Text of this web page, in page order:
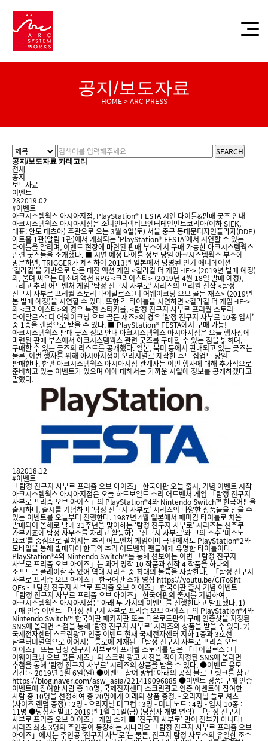
공지/보도자료
HOME > ARC PRESS
SEARCH
공지/보도자료 카테고리
전체
공지
보도자료
이벤트
282019.02
#이벤트
아크시스템웍스 아시아지점, PlayStation® FESTA 시연 타이틀&판매 굿즈 안내
아크시스템웍스 아시아지점은 소니인터랙티브엔터테인먼트코리아(이하 SIEK,
대표: 안도 테츠야) 주관으로 오는 3월 9일(토) 서울 중구 동대문디자인플라자(DDP)
아트홀 1관(알림 1관)에서 개최되는 ‘PlayStation® FESTA’에서 시연할 수 있는
타이틀을 알리며, 이벤트 현장에 마련된 판매 부스에서 구매 가능한 아크시스템웍스
관련 굿즈들을 소개했다. ■ 시연 예정 타이틀 정보 당일 아크시스템웍스 부스에
방문하면, TRIGGER가 제작하여 2013년 일본에서 방영된 인기 애니메이션
‘킬라킬’을 기반으로 만든 대전 액션 게임 <킬라킬 더 게임 -IF-> (2019년 발매 예정)
와, 울며 싸우는 미소녀 액션 RPG <크라이스타> (2019년 4월 18일 발매 예정),
그리고 추리 어드벤처 게임 ‘탐정 진구지 사부로’ 시리즈의 프리퀄 신작 <탐정
진구지 사부로 프리퀄 스토리 다이달로스: 디 어웨이크닝 오브 골든 재즈> (2019년
봄 발매 예정)을 시연할 수 있다. 또한 각 타이틀을 시연하면 <킬라킬 더 게임 -IF->
와 <크라이스타>의 경우 특전 스티커를, <탐정 진구지 사부로 프리퀄 스토리
다이달로스: 디 어웨이크닝 오브 골든 재즈>의 경우 ‘탐정 진구지 사부로 10종 엽서’
중 1종을 랜덤으로 받을 수 있다. ■ PlayStation® FESTA에서 구매 가능!
아크시스템웍스 판매 굿즈 정보 안내 아크시스템웍스 아시아지점은 오늘 행사장에
마련된 판매 부스에서 아크시스템웍스 관련 굿즈를 구매할 수 있는 점을 밝히며,
구매할 수 있는 굿즈의 리스트를 공개했다. 일본, 북미 등에서 판매되고 있는 굿즈는
물론, 이번 행사를 위해 아시아지점이 오리지널로 제작한 후드 집업도 당일
판매한다. 한편 아크시스템웍스 아시아지점 관계자는 이번 행사에 대해 추가적으로
준비하고 있는 이벤트가 있으며 이에 대해서는 가까운 시일에 정보를 공개하겠다고
말했다.
182018.12
#이벤트
「탐정 진구지 사부로 프리즘 오브 아이즈」 한국어판 오늘 출시, 기념 이벤트 시작
아크시스템웍스 아시아지점은 오늘 하드보일드 추리 어드벤처 게임 「탐정 진구지
사부로 프리즘 오브 아이즈」의 PlayStation®4와 Nintendo Switch™ 한국어판을
출시하며, 출시를 기념하며 ‘탐정 진구지 사부로’ 시리즈의 다양한 상품들을 받을 수
있는 이벤트를 오늘부터 진행한다. 1987년 4월 일본에서 패미컴 타이틀로 처음
발매되어 올해로 발매 31주년을 맞이하는 ‘탐정 진구지 사부로’ 시리즈는 신주쿠
가부키쵸에 탐정 사무소를 차리고 활동하는 ‘진구지 사부로’와 그의 조수 ‘미소노
요코’를 중심으로 펼쳐지는 추리 어드벤처 게임이며 국내에서도 PlayStation®2와
모바일을 통해 발매되어 한국의 추리 어드벤처 팬들에게 유명한 타이틀이다.
PlayStation®4와 Nintendo Switch™를 통해 선보이는 이번 「탐정 진구지
사부로 프리즘 오브 아이즈」는 과거 명작 10 작품과 신작 4 작품을 하나의
소프트로 플레이할 수 있어 역대 시리즈 중 최대의 볼륨을 자랑한다. -「탐정 진구지
사부로 프리즘 오브 아이즈」 한국어판 소개 영상 https://youtu.be/Ci7o9ht-
QFs -「탐정 진구지 사부로 프리즘 오브 아이즈」 한국어판 출시 기념 이벤트
「탐정 진구지 사부로 프리즘 오브 아이즈」 한국어판의 출시를 기념하여,
아크시스템웍스 아시아지점은 아래 두 가지의 이벤트를 진행한다고 발표했다. 1)
구매 인증 이벤트 「탐정 진구지 사부로 프리즘 오브 아이즈」의 PlayStation®4와
Nintendo Switch™ 한국어판 패키지판 또는 다운로드판의 구매 인증샷을 지정된
SNS에 올리면 추첨을 통해 ‘탐정 진구지 사부로’ 시리즈의 상품을 받을 수 있다. 2)
국제전자센터 스크린광고 인증 이벤트 현재 국제전자센터 지하 1층과 3호선
남부터미널역으로 이어지는 통로에 게재된 「탐정 진구지 사부로 프리즘 오브
아이즈」 또는 탐정 진구지 사부로의 프리퀄 스토리를 담은 「다이달로스 : 디
어웨이크닝 오브 골든 재즈」의 스크린 광고 사진을 찍어 지정된 SNS에 올리면
추첨을 통해 ‘탐정 진구지 사부로’ 시리즈의 상품을 받을 수 있다. ●이벤트 응모
기간: ~ 2019년 1월 6일(일) ●이벤트 참여 방법: 아래의 공식 블로그 링크를 참고
https://blog.naver.com/asw_asia/221419096885 ●이벤트 경품: 구매 인증
이벤트에 참여한 사람 중 10명, 국제전자센터 스크린광고 인증 이벤트에 참여한
사람 중 10명을 선정하여 총 20명에게 아래의 상품 증정. - 오리지널 폴로 셔츠
(사이즈 랜덤 증정) : 2명 - 오리지널 머그컵 : 3명 - 미니 노트 : 4명 - 엽서 10종 :
11명 ●당첨자 발표: 2019년 1월 11일(금) (당첨자 개별 연락) -「탐정 진구지
사부로 프리즘 오브 아이즈」 게임 소개 ■ ’진구지 사부로’ 만이 전부가 아니다!
시리즈 최초 3명의 주인공이 등장하는 시나리오 「탐정 진구지 사부로 프리즘 오브
아이즈」에서는 주인공 ‘진구지 사부로’는 물론, 진구지 탐정 사무소의 유일한 조수